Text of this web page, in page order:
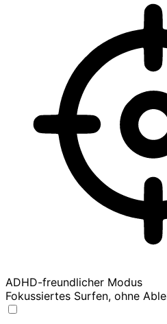
ADHD-freundlicher Modus
Fokussiertes Surfen, ohne